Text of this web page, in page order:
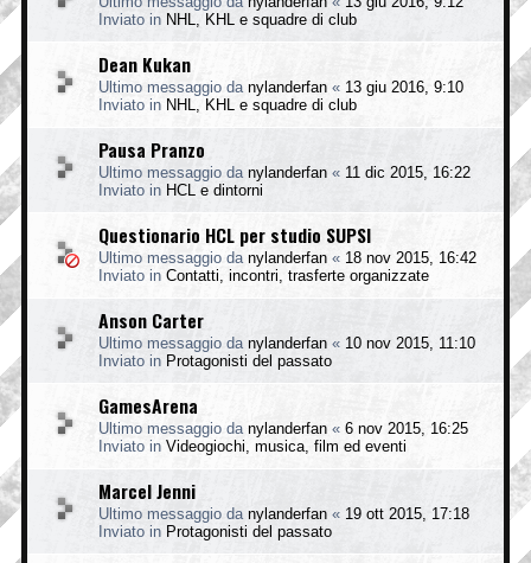
Inviato in NHL, KHL e squadre di club
Dean Kukan
Ultimo messaggio da nylanderfan « 13 giu 2016, 9:10
Inviato in NHL, KHL e squadre di club
Pausa Pranzo
Ultimo messaggio da nylanderfan « 11 dic 2015, 16:22
Inviato in HCL e dintorni
Questionario HCL per studio SUPSI
Ultimo messaggio da nylanderfan « 18 nov 2015, 16:42
Inviato in Contatti, incontri, trasferte organizzate
Anson Carter
Ultimo messaggio da nylanderfan « 10 nov 2015, 11:10
Inviato in Protagonisti del passato
GamesArena
Ultimo messaggio da nylanderfan « 6 nov 2015, 16:25
Inviato in Videogiochi, musica, film ed eventi
Marcel Jenni
Ultimo messaggio da nylanderfan « 19 ott 2015, 17:18
Inviato in Protagonisti del passato